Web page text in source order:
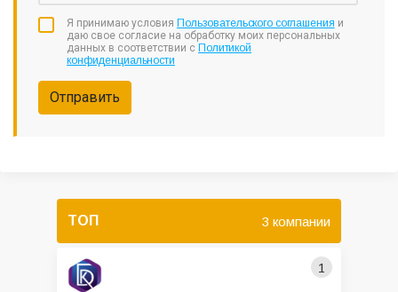
Я принимаю условия Пользовательского соглашения и
даю свое согласие на обработку моих персональных
данных в соответствии с Политикой
конфиденциальности
Отправить
ТОП 3 компании
1